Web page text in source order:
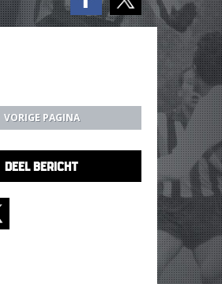
VORIGE PAGINA
DEEL BERICHT